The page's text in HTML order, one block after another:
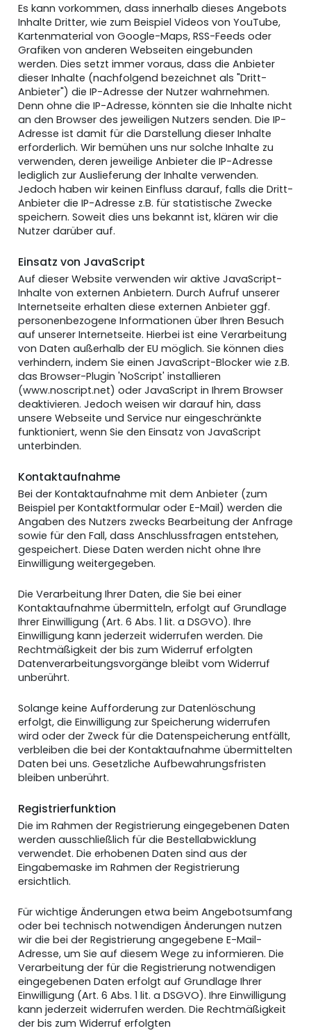
Es kann vorkommen, dass innerhalb dieses Angebots
Inhalte Dritter, wie zum Beispiel Videos von YouTube,
Kartenmaterial von Google-Maps, RSS-Feeds oder
Grafiken von anderen Webseiten eingebunden
werden. Dies setzt immer voraus, dass die Anbieter
dieser Inhalte (nachfolgend bezeichnet als "Dritt-
Anbieter") die IP-Adresse der Nutzer wahrnehmen.
Denn ohne die IP-Adresse, könnten sie die Inhalte nicht
an den Browser des jeweiligen Nutzers senden. Die IP-
Adresse ist damit für die Darstellung dieser Inhalte
erforderlich. Wir bemühen uns nur solche Inhalte zu
verwenden, deren jeweilige Anbieter die IP-Adresse
lediglich zur Auslieferung der Inhalte verwenden.
Jedoch haben wir keinen Einfluss darauf, falls die Dritt-
Anbieter die IP-Adresse z.B. für statistische Zwecke
speichern. Soweit dies uns bekannt ist, klären wir die
Nutzer darüber auf.
Einsatz von JavaScript
Auf dieser Website verwenden wir aktive JavaScript-
Inhalte von externen Anbietern. Durch Aufruf unserer
Internetseite erhalten diese externen Anbieter ggf.
personenbezogene Informationen über Ihren Besuch
auf unserer Internetseite. Hierbei ist eine Verarbeitung
von Daten außerhalb der EU möglich. Sie können dies
verhindern, indem Sie einen JavaScript-Blocker wie z.B.
das Browser-Plugin 'NoScript' installieren
(www.noscript.net) oder JavaScript in Ihrem Browser
deaktivieren. Jedoch weisen wir darauf hin, dass
unsere Webseite und Service nur eingeschränkte
funktioniert, wenn Sie den Einsatz von JavaScript
unterbinden.
Kontaktaufnahme
Bei der Kontaktaufnahme mit dem Anbieter (zum
Beispiel per Kontaktformular oder E-Mail) werden die
Angaben des Nutzers zwecks Bearbeitung der Anfrage
sowie für den Fall, dass Anschlussfragen entstehen,
gespeichert. Diese Daten werden nicht ohne Ihre
Einwilligung weitergegeben.
Die Verarbeitung Ihrer Daten, die Sie bei einer
Kontaktaufnahme übermitteln, erfolgt auf Grundlage
Ihrer Einwilligung (Art. 6 Abs. 1 lit. a DSGVO). Ihre
Einwilligung kann jederzeit widerrufen werden. Die
Rechtmäßigkeit der bis zum Widerruf erfolgten
Datenverarbeitungsvorgänge bleibt vom Widerruf
unberührt.
Solange keine Aufforderung zur Datenlöschung
erfolgt, die Einwilligung zur Speicherung widerrufen
wird oder der Zweck für die Datenspeicherung entfällt,
verbleiben die bei der Kontaktaufnahme übermittelten
Daten bei uns. Gesetzliche Aufbewahrungsfristen
bleiben unberührt.
Registrierfunktion
Die im Rahmen der Registrierung eingegebenen Daten
werden ausschließlich für die Bestellabwicklung
verwendet. Die erhobenen Daten sind aus der
Eingabemaske im Rahmen der Registrierung
ersichtlich.
Für wichtige Änderungen etwa beim Angebotsumfang
oder bei technisch notwendigen Änderungen nutzen
wir die bei der Registrierung angegebene E-Mail-
Adresse, um Sie auf diesem Wege zu informieren. Die
Verarbeitung der für die Registrierung notwendigen
eingegebenen Daten erfolgt auf Grundlage Ihrer
Einwilligung (Art. 6 Abs. 1 lit. a DSGVO). Ihre Einwilligung
kann jederzeit widerrufen werden. Die Rechtmäßigkeit
der bis zum Widerruf erfolgten